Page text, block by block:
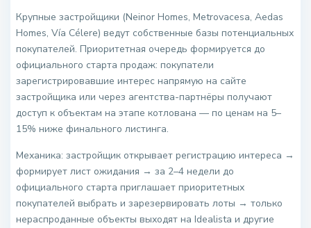
Крупные застройщики (Neinor Homes, Metrovacesa, Aedas
Homes, Vía Célere) ведут собственные базы потенциальных
покупателей. Приоритетная очередь формируется до
официального старта продаж: покупатели
зарегистрировавшие интерес напрямую на сайте
застройщика или через агентства-партнёры получают
доступ к объектам на этапе котлована — по ценам на 5–
15% ниже финального листинга.
Механика: застройщик открывает регистрацию интереса →
формирует лист ожидания → за 2–4 недели до
официального старта приглашает приоритетных
покупателей выбрать и зарезервировать лоты → только
нераспроданные объекты выходят на Idealista и другие